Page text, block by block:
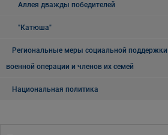
Аллея дважды победителей
"Катюша"
Региональные меры социальной поддержки
военной операции и членов их семей
Национальная политика